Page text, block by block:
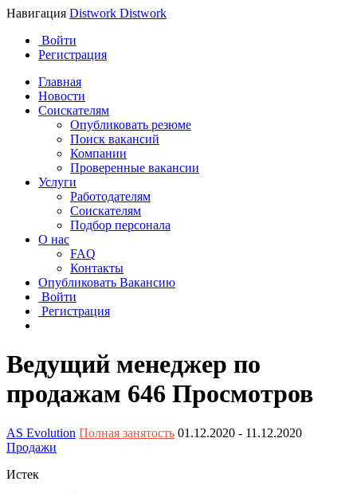
Навигация Distwork Distwork
Войти
Регистрация
Главная
Новости
Соискателям
Опубликовать резюме
Поиск вакансий
Компании
Проверенные вакансии
Услуги
Работодателям
Соискателям
Подбор персонала
О нас
FAQ
Контакты
Опубликовать Вакансию
Войти
Регистрация
Ведущий менеджер по
продажам 646 Просмотров
AS Evolution Полная занятость 01.12.2020 - 11.12.2020
Продажи
Истек